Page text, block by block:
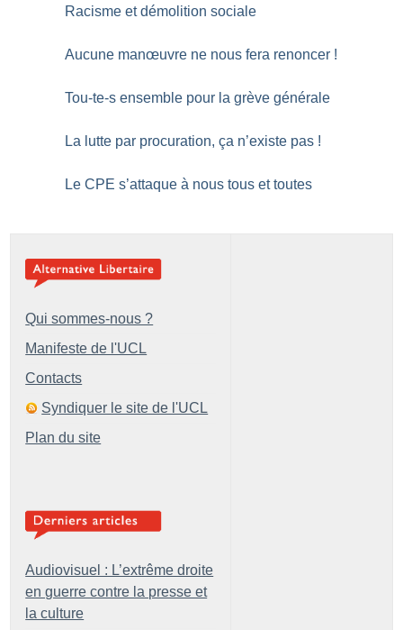
Racisme et démolition sociale
Aucune manœuvre ne nous fera renoncer !
Tou-te-s ensemble pour la grève générale
La lutte par procuration, ça n’existe pas !
Le CPE s’attaque à nous tous et toutes
Qui sommes-nous ?
Manifeste de l'UCL
Contacts
Syndiquer le site de l'UCL
Plan du site
Audiovisuel : L’extrême droite
en guerre contre la presse et
la culture